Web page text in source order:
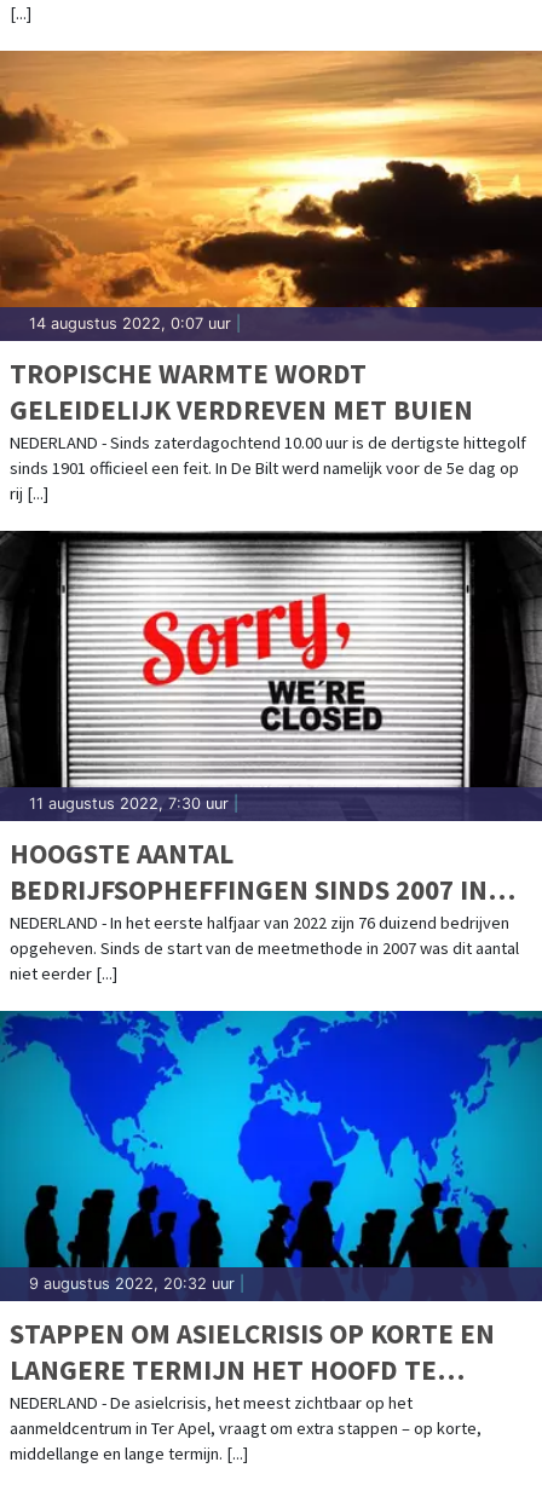
[...]
14 augustus 2022, 0:07 uur
TROPISCHE WARMTE WORDT
GELEIDELIJK VERDREVEN MET BUIEN
NEDERLAND - Sinds zaterdagochtend 10.00 uur is de dertigste hittegolf
sinds 1901 officieel een feit. In De Bilt werd namelijk voor de 5e dag op
rij [...]
11 augustus 2022, 7:30 uur
HOOGSTE AANTAL
BEDRIJFSOPHEFFINGEN SINDS 2007 IN
HET EERSTE HALFJAAR
NEDERLAND - In het eerste halfjaar van 2022 zijn 76 duizend bedrijven
opgeheven. Sinds de start van de meetmethode in 2007 was dit aantal
niet eerder [...]
9 augustus 2022, 20:32 uur
STAPPEN OM ASIELCRISIS OP KORTE EN
LANGERE TERMIJN HET HOOFD TE
BIEDEN
NEDERLAND - De asielcrisis, het meest zichtbaar op het
aanmeldcentrum in Ter Apel, vraagt om extra stappen – op korte,
middellange en lange termijn. [...]